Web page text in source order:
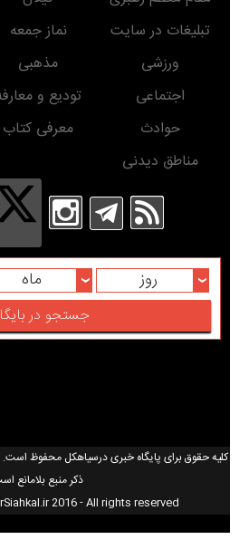
تبلیغات در سایت
نماز جمعه
ورزشی
مذهبی
اجتماعی
تودیع و
حوادث
معرفی کتاب
مناطق دیدنی
روز ماه
کلیه حقوق برای پایگاه خبری درسیاهکل محفوظ است.
ذکر منبع بلامانع
2016 - All rights reserved